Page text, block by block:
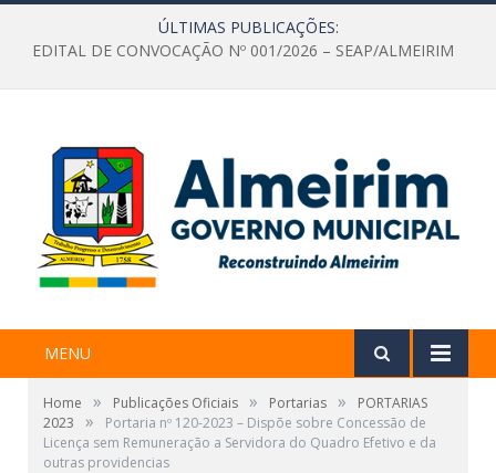
ÚLTIMAS PUBLICAÇÕES:
EDITAL DE CONVOCAÇÃO Nº 001/2026 – SEAP/ALMEIRIM
MENU
Home » Publicações Oficiais » Portarias »
PORTARIAS
2023
»
Portaria nº 120-2023 – Dispõe sobre Concessão de
Licença sem Remuneração a Servidora do Quadro Efetivo e da
outras providencias